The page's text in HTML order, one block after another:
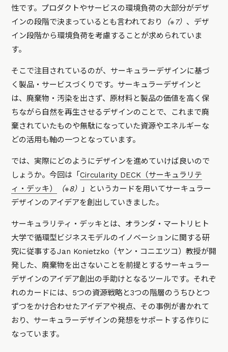
性です。プロダクトやサービスの環境負荷の大部分がデザ
インの段階で決まっているとも言われており
（※7） 、デザ
イン段階から環境負荷を考慮することが求められていま
す。
そこで注目されているのが、サーキュラーデザインに基づ
く製品・サービスづくりです。サーキュラーデザインと
は、廃棄物・汚染を出さず、原材料と製品の価値を高く保
ちながら自然を再生させるデザインのことで、これまで廃
棄されていたものや無駄になっていた資源やエネルギーな
どの活用も軸の一つとなっています。
では、実際にどのようにデザインを進めていけば良いので
しょうか。今回は「Circularity DECK（サーキュラリテ
ィ・デッキ）
（※8）
」というカードを用いてサーキュラー
デザインのアイデアを創出していきました。
サーキュラリティ・デッキとは、オランダ・マートリヒト
大学で循環型ビジネスモデルのイノベーションに関する研
究に従事するJan Konietzko（ヤン・コニエツコ）教授が開
発した、廃棄物を出さないことを前提とするサーキュラー
デザインのアイデア創出の手助けとなるツールです。それぞ
れのカードには、5つの資源戦略と3つの階層のうちひとつ
ずつをかけ合わせたアイデアや視点、その事例が書かれて
おり、サーキュラーデザインの発想をサポートする作りに
なっています。